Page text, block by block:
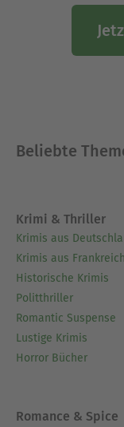
Beliebte
Krimi & Thriller
Krimis aus
Krimis aus Frankreich
Historische Krimis
Politthriller
Romantic Suspense
Lustige Krimis
Horror Bücher
Romance & Spice